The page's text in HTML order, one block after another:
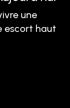
une
escort haut